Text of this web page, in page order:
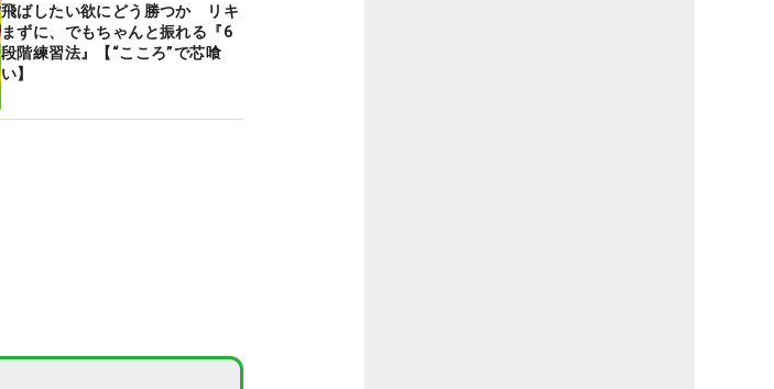
飛ばしたい欲にどう勝つか リキ
まずに、でもちゃんと振れる『6
段階練習法』【“こころ”で芯喰
い】